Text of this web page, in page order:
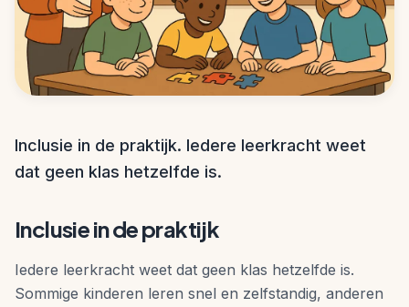
Inclusie in de praktijk. Iedere leerkracht weet
dat geen klas hetzelfde is.
Inclusie in de praktijk
Iedere leerkracht weet dat geen klas hetzelfde is.
Sommige kinderen leren snel en zelfstandig, anderen